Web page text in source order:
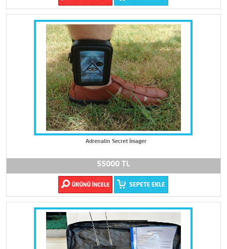
Adrenalin Secret İmager
55000 TL